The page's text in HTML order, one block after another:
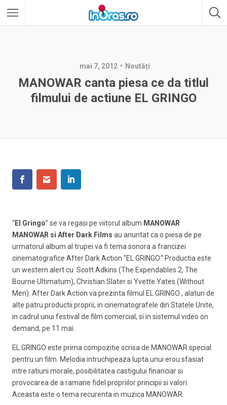
mai 7, 2012 Noutăți
MANOWAR canta piesa ce da titlul
filmului de actiune EL GRINGO
“El Gringo” se va regasi pe viitorul album MANOWAR
MANOWAR si After Dark Films au anuntat ca o piesa de pe
urmatorul album al trupei va fi tema sonora a francizei
cinematografice After Dark Action “EL GRINGO.” Productia este
un western alert cu Scott Adkins (The Expendables 2, The
Bourne Ultimatum), Christian Slater si Yvette Yates (Without
Men). After Dark Action va prezinta filmul EL GRINGO , alaturi de
alte patru productii proprii, in cinematografele din Statele Unite,
in cadrul unui festival de film comercial, si in sistemul video on
demand, pe 11 mai.
EL GRINGO este prima compozitie scrisa de MANOWAR special
pentru un film. Melodia intruchipeaza lupta unui erou sfasiat
intre ratiuni morale, posibilitatea castigului financiar si
provocarea de a ramane fidel propriilor principii si valori.
Aceasta este o tema recurenta in muzica MANOWAR.